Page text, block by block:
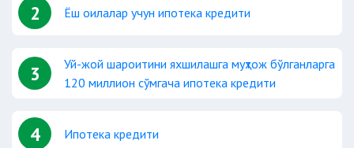
2 Ёш оилалар учун ипотека кредити
3
Уй-жой шароитини яхшилашга муҳтож бўлганларга
120 миллион сўмгача ипотека кредити
4 Ипотека кредити